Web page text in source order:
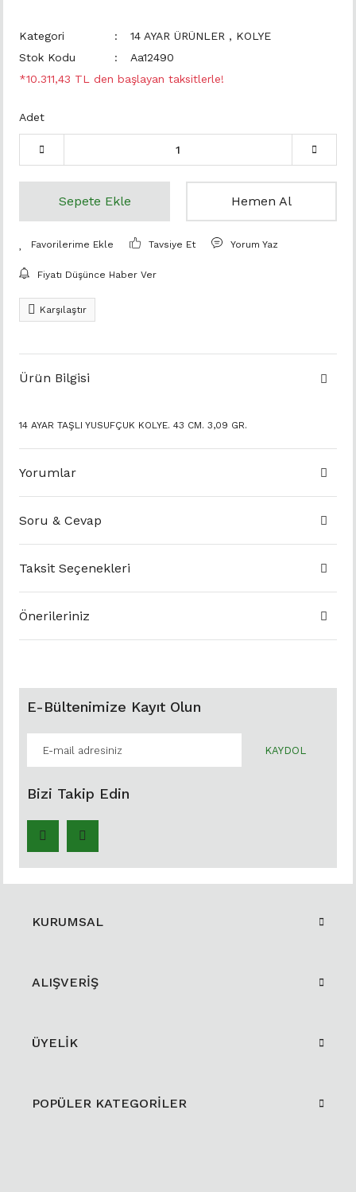
Kategori 14 AYAR ÜRÜNLER , KOLYE
Stok Kodu
Aa12490
*10.311,43 TL den başlayan taksitlerle!
Adet
Sepete Ekle Hemen Al
Tavsiye Et Yorum Yaz
Fiyatı Düşünce Haber Ver
Karşılaştır
Ürün Bilgisi
14 AYAR TAŞLI YUSUFÇUK KOLYE. 43 CM. 3,09 GR.
Yorumlar
Soru & Cevap
Taksit Seçenekleri
Önerileriniz
E-Bültenimize Kayıt Olun
KAYDOL
Bizi Takip Edin
KURUMSAL
ALIŞVERİŞ
ÜYELİK
POPÜLER KATEGORİLER